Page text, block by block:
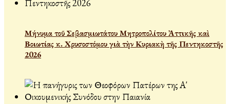
Μήνυμα τοῦ Σεβασμιωτάτου Μητροπολίτου Ἀττικῆς καὶ
Βοιωτίας κ. Χρυσοστόμου γιὰ τὴν Κυριακὴ τῆς Πεντηκοστῆς
2026